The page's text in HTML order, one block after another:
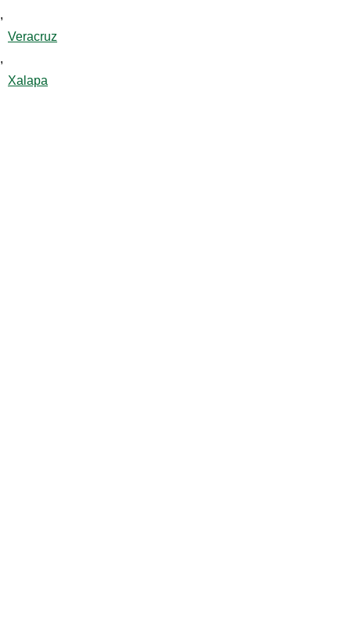
,
Veracruz
,
Xalapa